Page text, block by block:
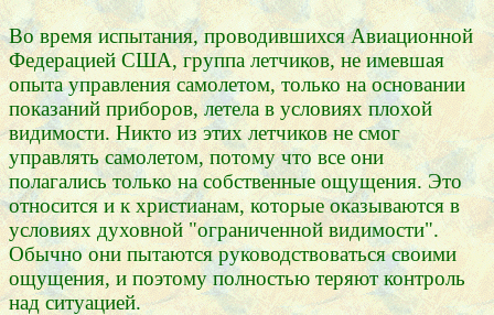
Во время испытания, проводившихся Авиационной
Федерацией США, группа летчиков, не имевшая
опыта управления самолетом, только на основании
показаний приборов, летела в условиях плохой
видимости. Никто из этих летчиков не смог
управлять самолетом, потому что все они
полагались только на собственные ощущения. Это
относится и к христианам, которые оказываются в
условиях духовной "ограниченной видимости".
Обычно они пытаются руководствоваться своими
ощущения, и поэтому полностью теряют контроль
над ситуацией.